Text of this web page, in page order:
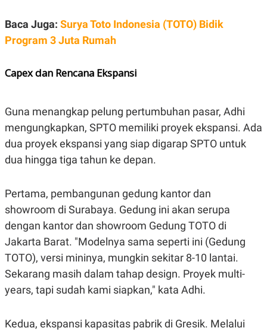
Baca Juga: Surya Toto Indonesia (TOTO) Bidik
Program 3 Juta Rumah
Capex dan Rencana Ekspansi
Guna menangkap pelung pertumbuhan pasar, Adhi
mengungkapkan, SPTO memiliki proyek ekspansi. Ada
dua proyek ekspansi yang siap digarap SPTO untuk
dua hingga tiga tahun ke depan.
Pertama, pembangunan gedung kantor dan
showroom di Surabaya. Gedung ini akan serupa
dengan kantor dan showroom Gedung TOTO di
Jakarta Barat. "Modelnya sama seperti ini (Gedung
TOTO), versi mininya, mungkin sekitar 8-10 lantai.
Sekarang masih dalam tahap design. Proyek multi-
years, tapi sudah kami siapkan," kata Adhi.
Kedua, ekspansi kapasitas pabrik di Gresik. Melalui